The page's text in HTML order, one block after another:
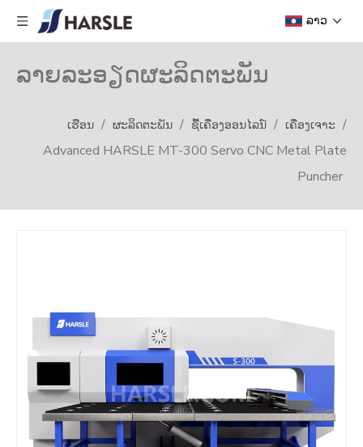
ລາວ
ລາຍລະອຽດຜະລິດຕະພັນ
ເຮືອນ / ຜະລິດຕະພັນ / ຊື້ເຄື່ອງອອນໄລນ໌ / ເຄື່ອງເຈາະ
/
Advanced HARSLE MT-300 Servo CNC Metal Plate
Puncher